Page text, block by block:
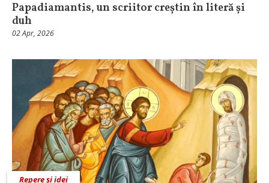
Papadiamantis, un scriitor creștin în literă și
duh
02 Apr, 2026
Repere și idei